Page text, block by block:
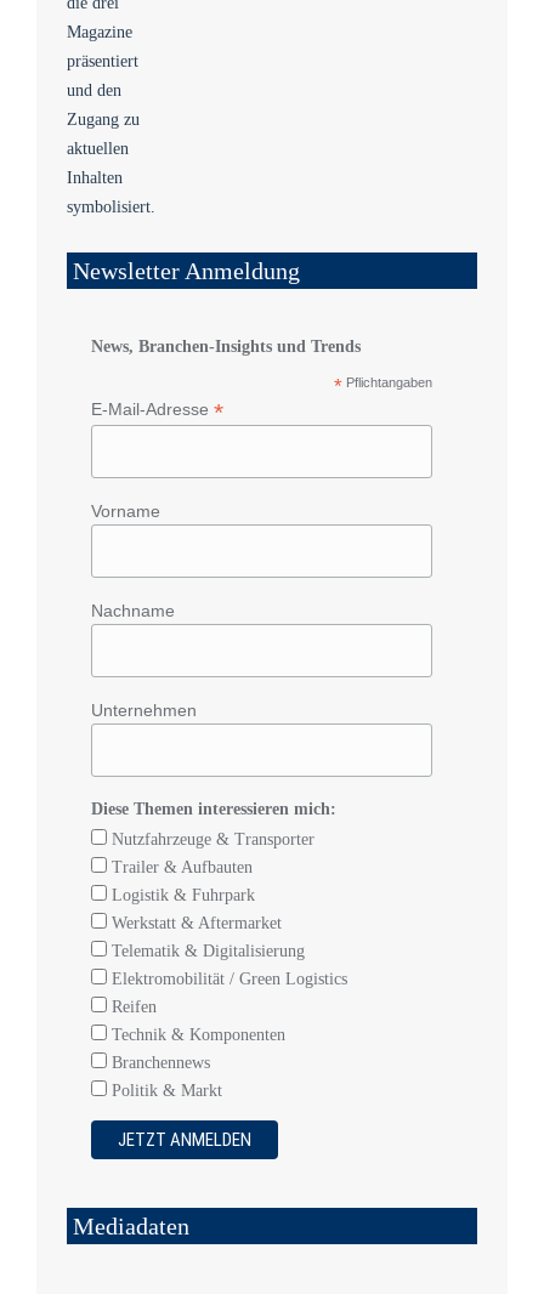
Newsletter Anmeldung
News, Branchen-Insights und Trends
* Pflichtangaben
E-Mail-Adresse *
Vorname
Nachname
Unternehmen
Diese Themen interessieren mich:
Nutzfahrzeuge & Transporter
Trailer & Aufbauten
Logistik & Fuhrpark
Werkstatt & Aftermarket
Telematik & Digitalisierung
Elektromobilität / Green Logistics
Reifen
Technik & Komponenten
Branchennews
Politik & Markt
Mediadaten